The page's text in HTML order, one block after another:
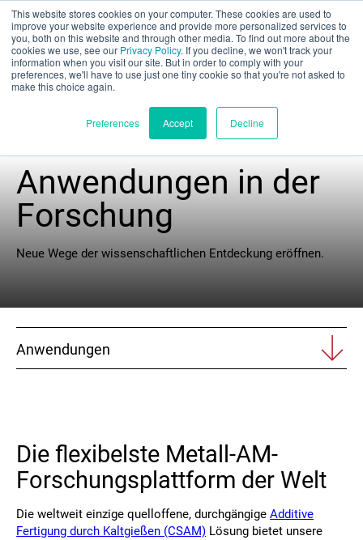
This website stores cookies on your computer. These cookies are used to
improve your website experience and provide more personalized services to
you, both on this website and through other media. To find out more about the
cookies we use, see our Privacy Policy. If you decline, we won't track your
information when you visit our site. But in order to comply with your
preferences, we'll have to use just one tiny cookie so that you're not asked to
make this choice again.
Preferences Accept Decline
Teilbewertung
Produkte
Ressourcen
Anwendungen in der
Forschung
Neue Wege der wissenschaftlichen Entdeckung eröffnen.
Anwendungen
Die flexibelste Metall-AM-
Forschungsplattform der Welt
Die weltweit einzige quelloffene, durchgängigeAdditive
Fertigung durch Kaltgießen (CSAM) Lösung bietet unsere